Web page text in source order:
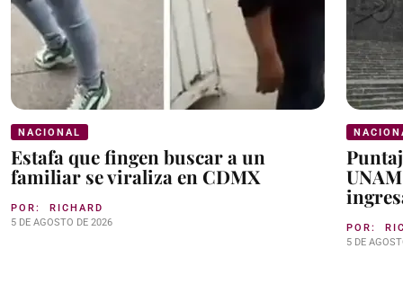
NACIONAL
Estafa que fingen buscar a un
familiar se viraliza en CDMX
POR: RICHARD
5 DE AGOSTO DE 2026
POR:
5 DE